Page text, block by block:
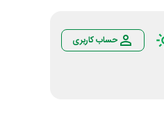
حساب کاربری